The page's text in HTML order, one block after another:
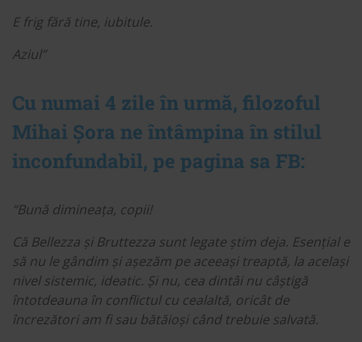
E frig fără tine, iubitule.
Aziul”
Cu numai 4 zile în urmă, filozoful
Mihai Șora ne întâmpina în stilul
inconfundabil, pe pagina sa FB:
“Bună dimineața, copii!
Că Bellezza și Bruttezza sunt legate știm deja. Esențial e
să nu le gândim și așezăm pe aceeași treaptă, la același
nivel sistemic, ideatic. Și nu, cea dintâi nu câștigă
întotdeauna în conflictul cu cealaltă, oricât de
încrezători am fi sau bătăioși când trebuie salvată.